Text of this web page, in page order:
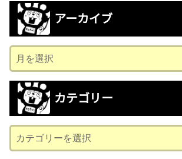
アーカイブ
ー
カ
ブ
カテゴリー
テ